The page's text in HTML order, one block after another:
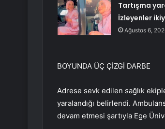
Tartışma
İzleyenler
Ağustos 6,
BOYUNDA ÜÇ ÇİZGİ DARBE
Adrese sevk edilen sağlık
yaralandığı belirlendi.
devam etmesi şartıyla Ege